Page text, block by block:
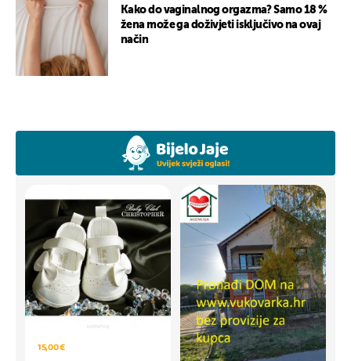
Kako do vaginalnog orgazma? Samo 18 %
žena može ga doživjeti isključivo na ovaj
način
15,00 €